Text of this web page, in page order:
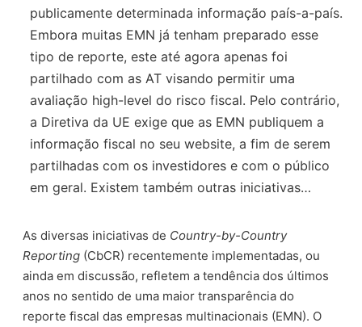
publicamente determinada informação país-a-país.
Embora muitas EMN já tenham preparado esse
tipo de reporte, este até agora apenas foi
partilhado com as AT visando permitir uma
avaliação high-level do risco fiscal. Pelo contrário,
a Diretiva da UE exige que as EMN publiquem a
informação fiscal no seu website, a fim de serem
partilhadas com os investidores e com o público
em geral. Existem também outras iniciativas…
As diversas iniciativas de Country-by-Country
Reporting (CbCR) recentemente implementadas, ou
ainda em discussão, refletem a tendência dos últimos
anos no sentido de uma maior transparência do
reporte fiscal das empresas multinacionais (EMN). O